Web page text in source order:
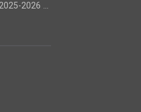
2026 ...